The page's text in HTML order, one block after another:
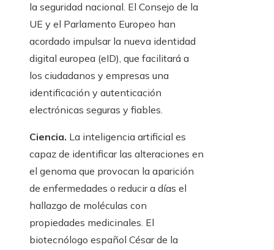
la seguridad nacional. El Consejo de la
UE y el Parlamento Europeo han
acordado impulsar la nueva identidad
digital europea (eID), que facilitará a
los ciudadanos y empresas una
identificación y autenticación
electrónicas seguras y fiables.
Ciencia. La inteligencia artificial es
capaz de identificar las alteraciones en
el genoma que provocan la aparición
de enfermedades o reducir a días el
hallazgo de moléculas con
propiedades medicinales. El
biotecnólogo español César de la